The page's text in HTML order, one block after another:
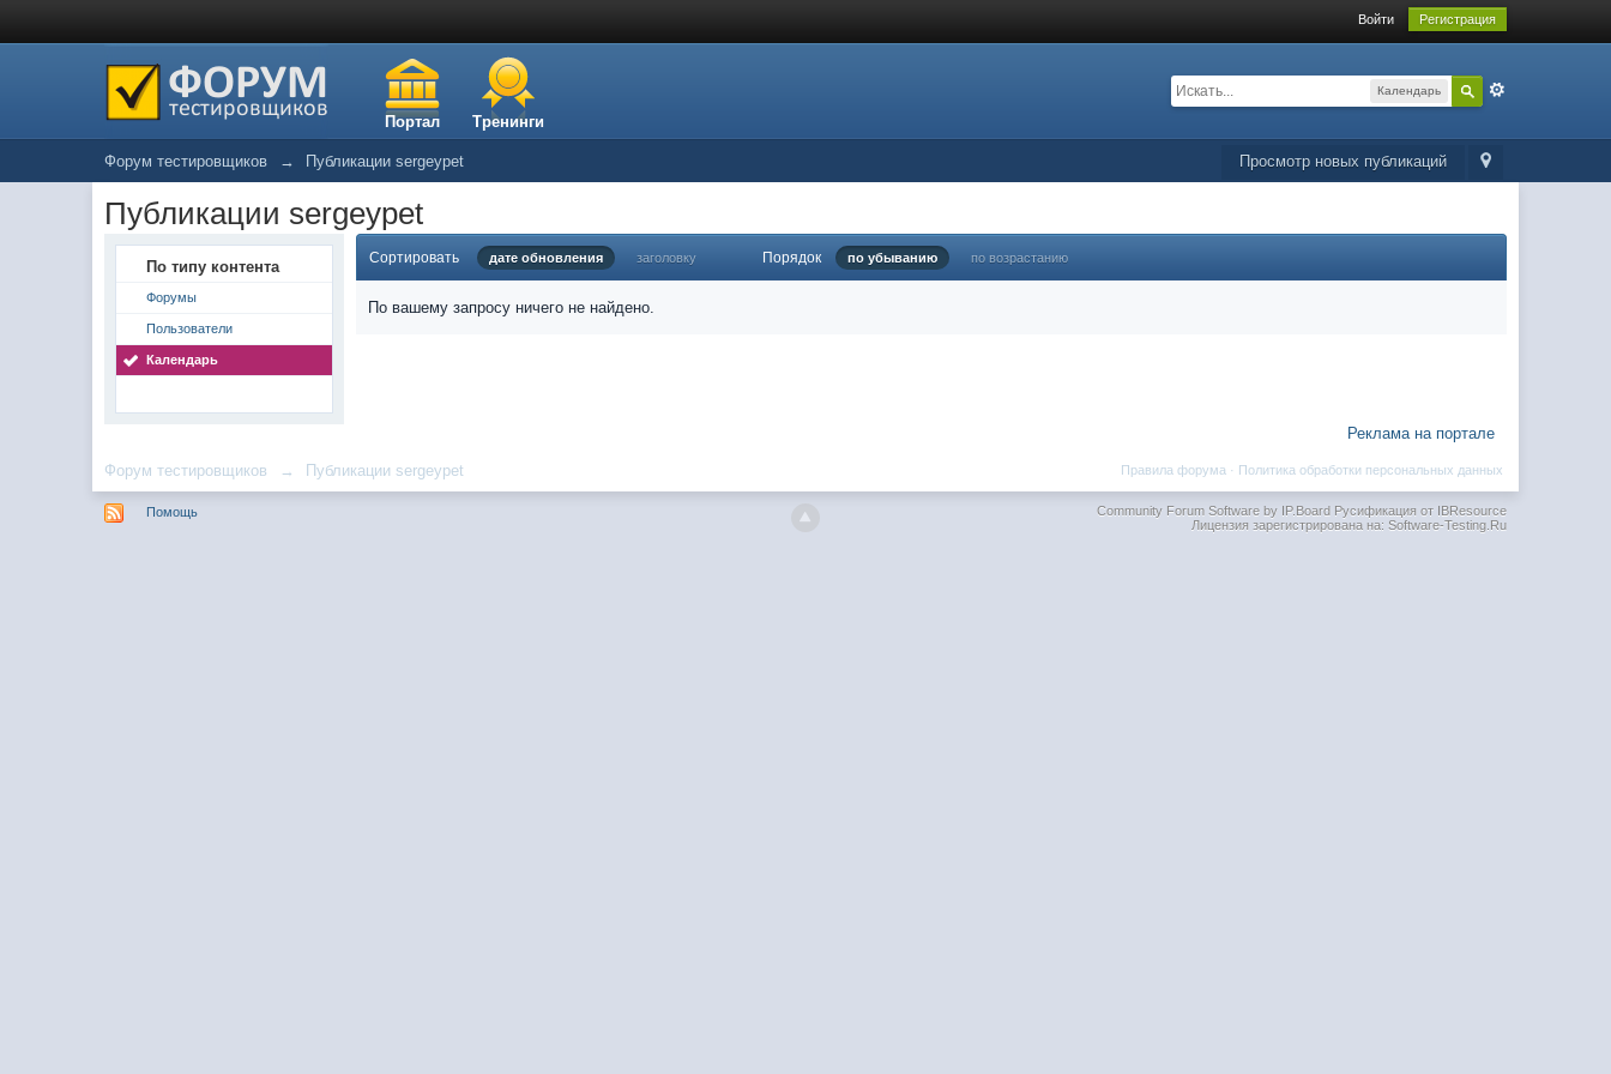
Войти Регистрация
Портал Тренинги
Календарь
Просмотр новых публикаций
Форум тестировщиков → Публикации sergeypet
Публикации sergeypet
По типу контента
Форумы
Пользователи
Календарь
Сортировать дате обновления заголовку Порядок по убыванию по возрастанию
По вашему запросу ничего не найдено.
Реклама на портале
Форум тестировщиков → Публикации sergeypet Политика обработки персональных данных
Правила форума ·
Помощь Community Forum Software by IP.BoardРусификация от IBResource
Лицензия зарегистрирована на: Software-Testing.Ru